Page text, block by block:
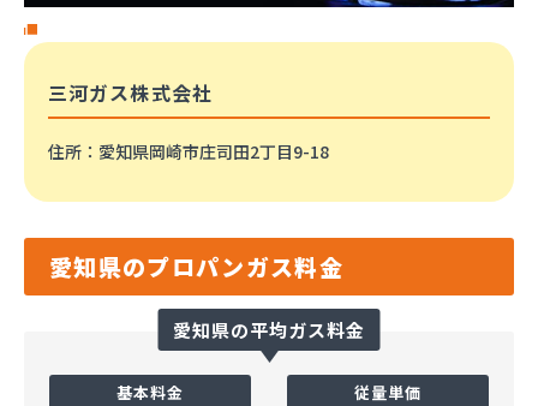
三河ガス株式会社
住所 ：愛知県岡崎市庄司田2丁目9-18
愛知県のプロパンガス料金
愛知県の平均ガス料金
基本料金 従量単価